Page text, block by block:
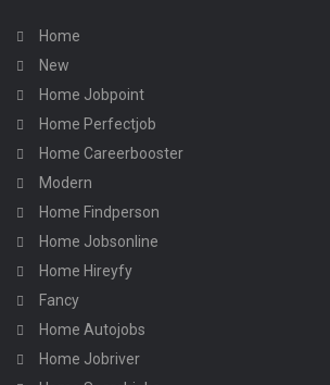
Home
New
Home Jobpoint
Home Perfectjob
Home Careerbooster
Modern
Home Findperson
Home Jobsonline
Home Hireyfy
Fancy
Home Autojobs
Home Jobriver